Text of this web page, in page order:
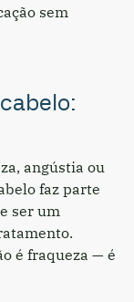
sem
angústia ou
faz parte
ser um
é fraqueza — é